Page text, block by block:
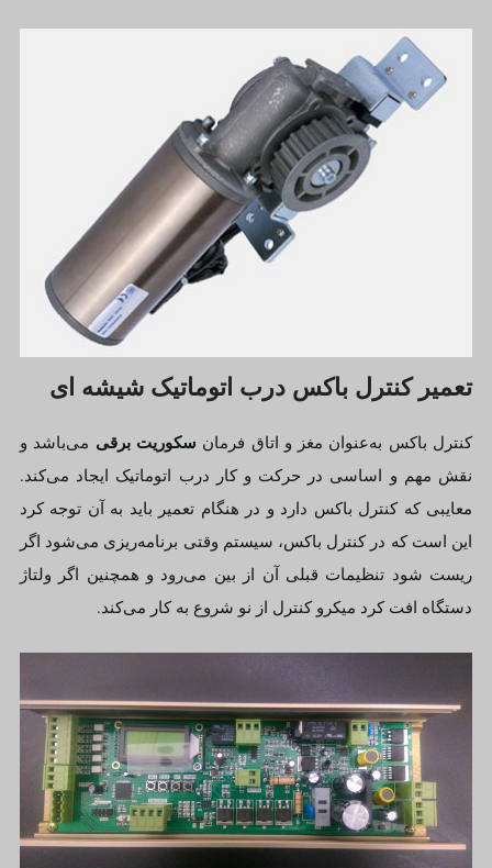
تعمیر کنترل باکس درب اتوماتیک شیشه ای
کنترل باکس به‌عنوان مغز و اتاق فرمان سکوریت برقی می‌باشد و
نقش مهم و اساسی در حرکت و کار درب اتوماتیک ایجاد می‌کند.
معایبی که کنترل باکس دارد و در هنگام تعمیر باید به آن توجه کرد
این است که در کنترل باکس، سیستم وقتی برنامه‌ریزی می‌شود اگر
ریست شود تنظیمات قبلی آن از بین می‌رود و همچنین اگر ولتاژ
دستگاه افت کرد میکرو کنترل از نو شروع به کار می‌کند.